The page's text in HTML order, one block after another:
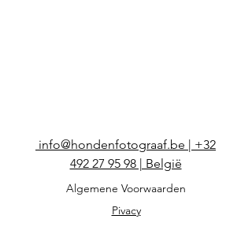
info@hondenfotograaf.be | +32
492 27 95 98 | België
Algemene Voorwaarden
Pivacy